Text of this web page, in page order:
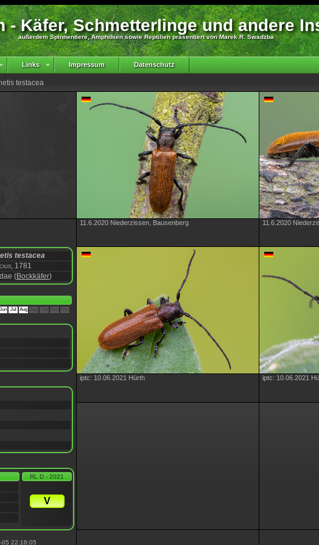
Käfer, Schmetterlinge und andere
außerdem Spinnentiere, Amphibien sowie Reptilien präsentiert von Marek R. Swadzba
Links Impressum Datenschutz
testacea
testacea
1781
(Bockkäfer)
Jun Jul Aug
RL D - 2021
V
22:16:05
11.6.2020 Niederzissen, Bausenberg
iptc: 10.06.2021 Hürth
11.6.2020
iptc: 10.06.2021